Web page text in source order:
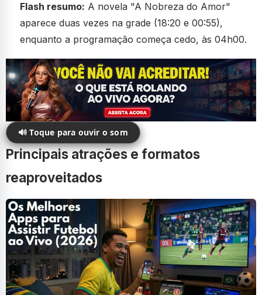
Flash resumo: A novela "A Nobreza do Amor"
aparece duas vezes na grade (18:20 e 00:55),
enquanto a programação começa cedo, às 04h00.
🔊 Toque para ouvir o som
Principais atrações e formatos
reaproveitados